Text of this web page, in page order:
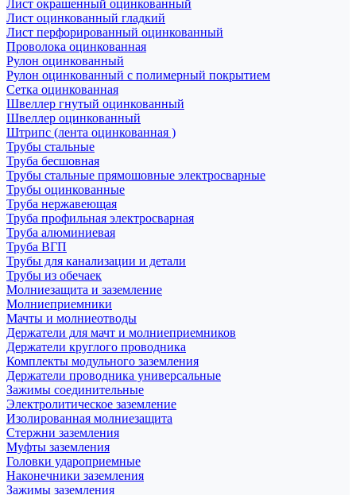
Лист окрашенный оцинкованный
Лист оцинкованный гладкий
Лист перфорированный оцинкованный
Проволока оцинкованная
Рулон оцинкованный
Рулон оцинкованный с полимерный покрытием
Сетка оцинкованная
Швеллер гнутый оцинкованный
Швеллер оцинкованный
Штрипс (лента оцинкованная )
Трубы стальные
Труба бесшовная
Трубы стальные прямошовные электросварные
Трубы оцинкованные
Труба нержавеющая
Труба профильная электросварная
Труба алюминиевая
Труба ВГП
Трубы для канализации и детали
Трубы из обечаек
Молниезащита и заземление
Молниеприемники
Мачты и молниеотводы
Держатели для мачт и молниеприемников
Держатели круглого проводника
Комплекты модульного заземления
Держатели проводника универсальные
Зажимы соединительные
Электролитическое заземление
Изолированная молниезащита
Стержни заземления
Муфты заземления
Головки удароприемные
Наконечники заземления
Зажимы заземления